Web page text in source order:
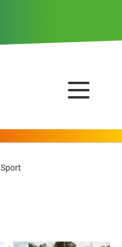
Sport